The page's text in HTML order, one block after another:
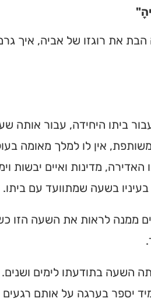
את רוגזו של אביה, איך
ביתו היחידה, עבור אותה
אין לו למלך מאומה
מדינות ואיים יבשות
בשעה שמתוועד עם ביתו.
ממנה לראות את השעה הזו
השעה בתודעתו לימים ושנים.
יספר בערגה על אותם רגעים